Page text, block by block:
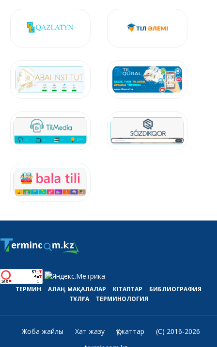
ТЕРМИН АЛАҢ МАҚАЛАЛАР КІТАПТАР
БИБЛИОГРАФИЯ
ТҰЛҒА
ТЕРМИНОЛОГИЯ
Жоба жайлы Хат жазу Құжаттар
(C) 2016-2026